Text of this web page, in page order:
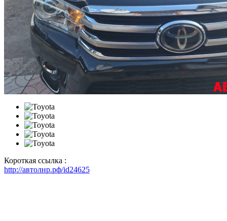
Короткая ссылка :
http://автолнр.рф/id24625